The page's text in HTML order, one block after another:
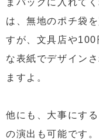
まバッグに入れて
は、無地のポチ袋
すが、文具店や100
な表紙でデザイン
ますよ。
他にも、大事にす
の演出も可能です